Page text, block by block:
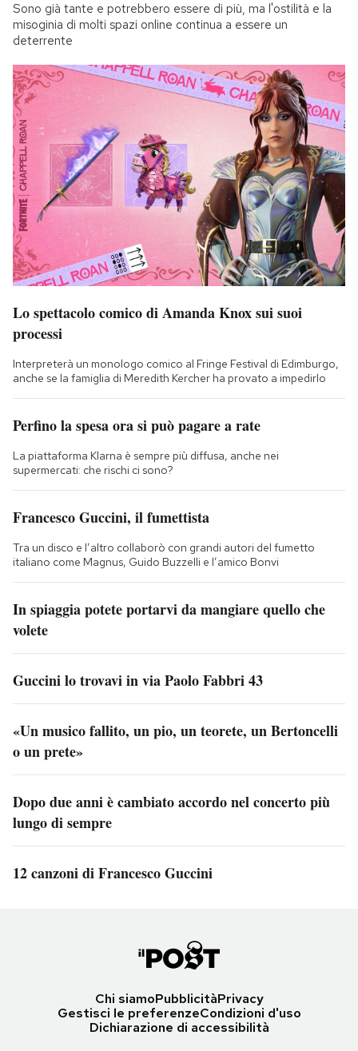
Sono già tante e potrebbero essere di più, ma l'ostilità e la
misoginia di molti spazi online continua a essere un
deterrente
Lo spettacolo comico di Amanda Knox sui suoi
processi
Interpreterà un monologo comico al Fringe Festival di Edimburgo,
anche se la famiglia di Meredith Kercher ha provato a impedirlo
Perfino la spesa ora si può pagare a rate
La piattaforma Klarna è sempre più diffusa, anche nei
supermercati: che rischi ci sono?
Francesco Guccini, il fumettista
Tra un disco e l’altro collaborò con grandi autori del fumetto
italiano come Magnus, Guido Buzzelli e l’amico Bonvi
In spiaggia potete portarvi da mangiare quello che
volete
Guccini lo trovavi in via Paolo Fabbri 43
«Un musico fallito, un pio, un teorete, un Bertoncelli
o un prete»
Dopo due anni è cambiato accordo nel concerto più
lungo di sempre
12 canzoni di Francesco Guccini
Chi siamoPubblicitàPrivacy
Gestisci le preferenzeCondizioni d'uso
Dichiarazione di accessibilità